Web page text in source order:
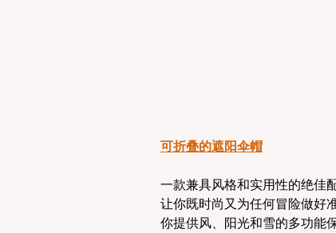
可折叠的遮阳伞帽
一款兼具风格和实用性的绝佳
让你既时尚又为任何冒险做好
你提供风、阳光和雪的多功能